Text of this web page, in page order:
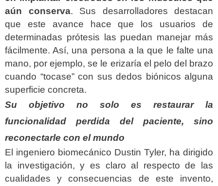
aún conserva. Sus desarrolladores destacan
que este avance hace que los usuarios de
determinadas prótesis las puedan manejar más
fácilmente. Así, una persona a la que le falte una
mano, por ejemplo, se le erizaría el pelo del brazo
cuando “tocase” con sus dedos biónicos alguna
superficie concreta.
Su objetivo no solo es restaurar la
funcionalidad perdida del paciente, sino
reconectarle con el mundo
El ingeniero biomecánico Dustin Tyler, ha dirigido
la investigación, y es claro al respecto de las
cualidades y consecuencias de este invento,